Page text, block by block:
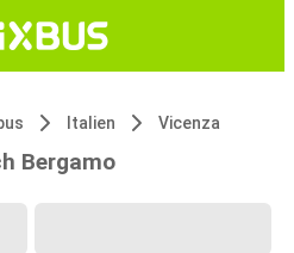
Italien Vicenza
Bergamo